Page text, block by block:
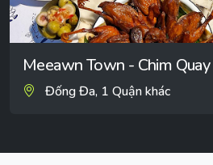
Meeawn Town - Chim
Đống Đa, 1 Quận khác